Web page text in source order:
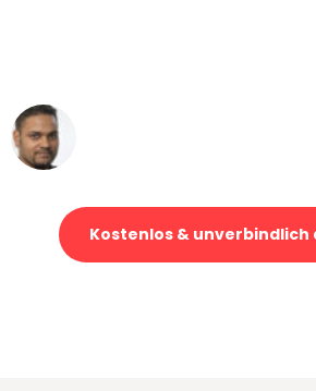
Kostenlos &